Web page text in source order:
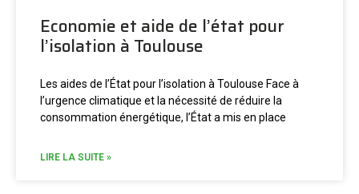
Economie et aide de l’état pour
l’isolation à Toulouse
Les aides de l’État pour l’isolation à Toulouse Face à
l’urgence climatique et la nécessité de réduire la
consommation énergétique, l’État a mis en place
LIRE LA SUITE »